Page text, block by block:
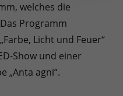
welches die
Programm
Licht und Feuer“
Show und einer
„Anta agni“.